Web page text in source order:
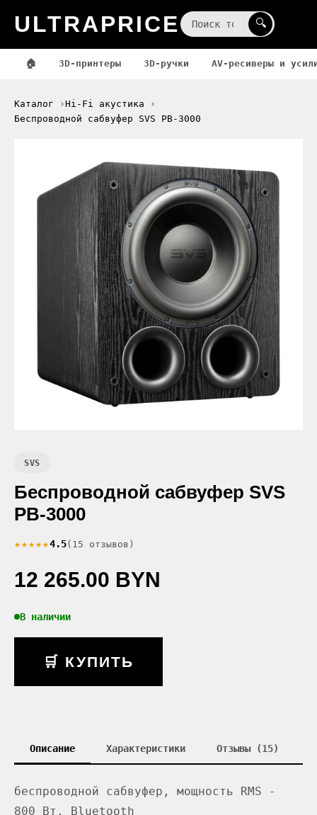
ULTRAPRICE 🔍
🏠 3D-принтеры 3D-ручки AV-ресиверы и
Каталог
Hi-Fi акустика
Беспроводной сабвуфер SVS PB-3000
SVS
Беспроводной сабвуфер SVS
PB-3000
★★★★★4.5(15 отзывов)
12 265.00 BYN
В наличии
🛒 КУПИТЬ
Описание Характеристики Отзывы (15)
беспроводной сабвуфер, мощность RMS -
800 Вт, Bluetooth